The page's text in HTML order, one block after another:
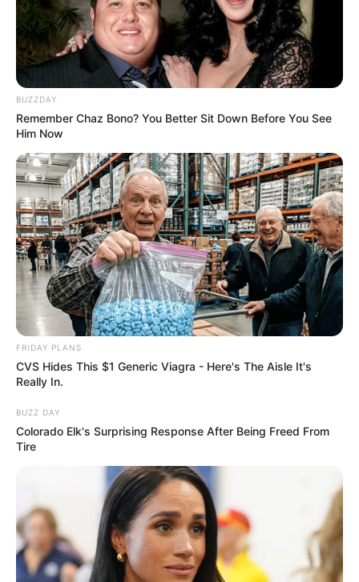
BUZZDAY
Remember Chaz Bono? You Better Sit Down Before You See
Him Now
FRIDAY PLANS
CVS Hides This $1 Generic Viagra - Here's The Aisle It's
Really In.
BUZZ DAY
Colorado Elk's Surprising Response After Being Freed From
Tire